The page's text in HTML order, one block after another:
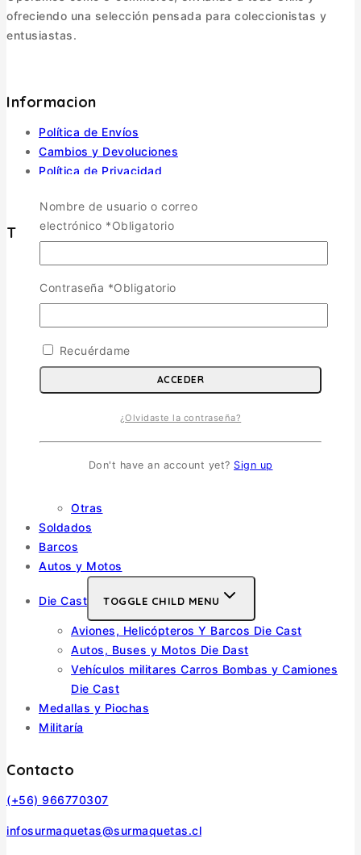
ofreciendo una selección pensada para coleccionistas y
entusiastas.
Informacion
Política de Envíos
Cambios y Devoluciones
Política de Privacidad
Tienda
Escala 1/72
Escala 1/48
Escala 1/144
Escala 1/32
Vehiculos Militares TOGGLE CHILD MENU
Escala 1/35
Otras
Soldados
Barcos
Autos y Motos
Die Cast TOGGLE CHILD MENU
Aviones, Helicópteros Y Barcos Die Cast
Autos, Buses y Motos Die Dast
Vehículos militares Carros Bombas y Camiones
Die Cast
Medallas y Piochas
Militaría
Contacto
(+56) 966770307
infosurmaquetas@surmaquetas.cl
Nombre de usuario o correo
electrónico *Obligatorio
Contraseña *Obligatorio
Recuérdame
ACCEDER
¿Olvidaste la contraseña?
Don't have an account yet? Sign up